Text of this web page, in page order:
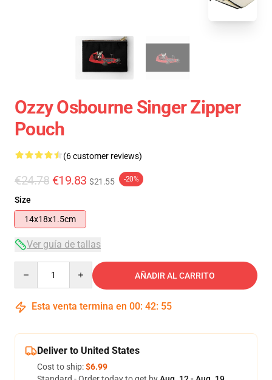
Ozzy Osbourne Singer Zipper
Pouch
(6 customer reviews)
€24.78 €19.83 $21.55 -20%
Size
14x18x1.5cm
Ver guía de tallas
AÑADIR AL CARRITO
Esta venta termina en 00: 42: 54
Deliver to United States
Cost to ship:$6.99